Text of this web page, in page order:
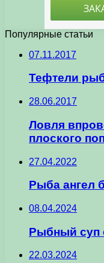
Популярные статьи
07.11.2017
Тефтели
28.06.2017
Ловля
плоского
27.04.2022
Рыба ангел
08.04.2024
Рыбный суп
22.03.2024